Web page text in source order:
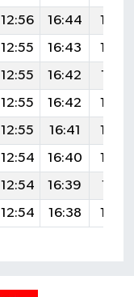
12:56 16:44
12:55 16:43
12:55 16:42
19:47
12:55 16:42
12:55 16:41
12:54 16:40
12:54 16:39
19:41
12:54 16:38